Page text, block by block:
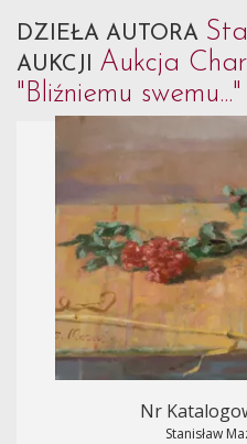
DZIEŁA AUTORA
AUKCJI Aukcja
"Bliźniemu
Nr
Stanisław